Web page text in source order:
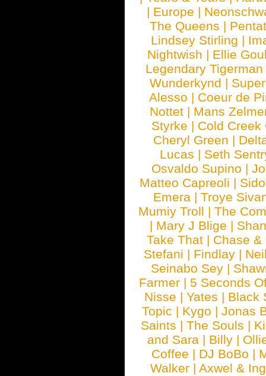
| Europe |
The Queens |
Lindsey Stirling |
Nightwish | Ellie
Legendary Tigerman
Wunderkynd |
Alesso | Coeur de
Nottet | Mans
Styrke | Cold Creek
Cheryl Green |
Lucas | Seth
Osvaldo Supino |
Matteo Capreoli | Sido
Emera | Troye
Mumiy Troll |The
| Mary J Blige |
Take That | Chase &
Stefani | Findlay |
Seinabo Sey |
Farmer | 5 Seconds
Nisse | Yates | Black
Topic | Kygo | Jonas
Saints | The Souls |
and Sara | Billy |
Coffee | DJ BoBo |
Walker | Axwel &